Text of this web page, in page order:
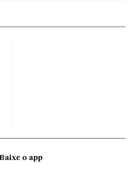
o app